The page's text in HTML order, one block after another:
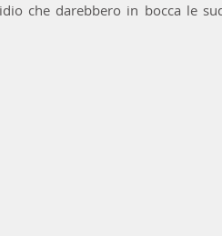
che darebbero in bocca le